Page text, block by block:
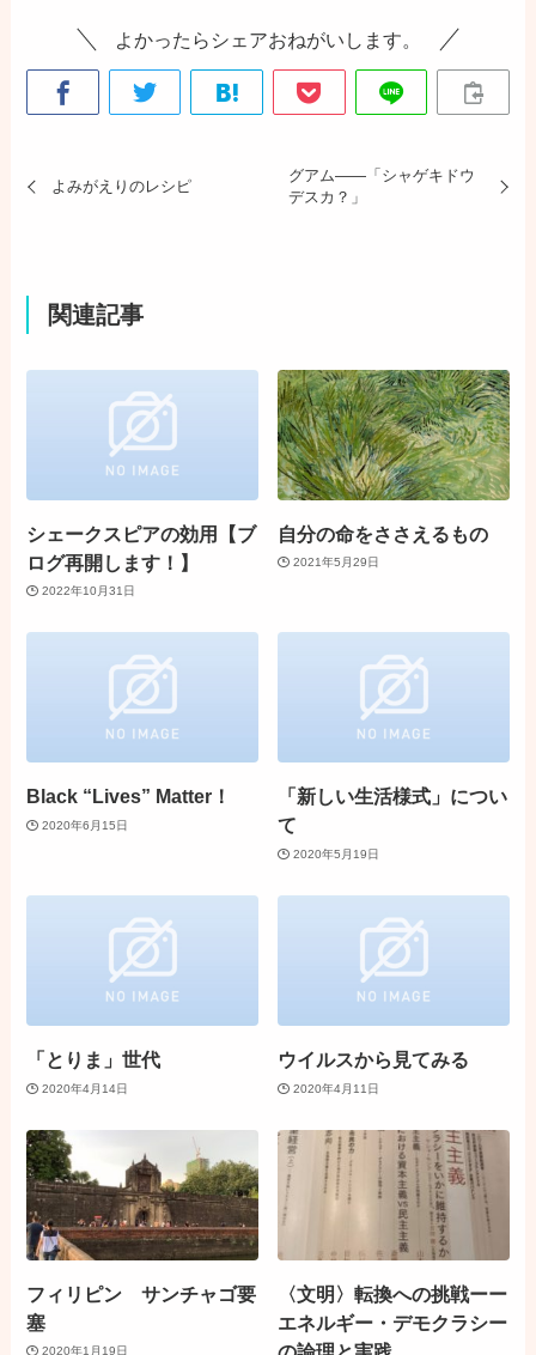
よかったらシェアおねがいします。
よみがえりのレシピ
グアム――「シャゲキドウ
デスカ？」
関連記事
シェークスピアの効用【ブ
ログ再開します！】
2022年10月31日
自分の命をささえるもの
2021年5月29日
Black “Lives” Matter！
2020年6月15日
「新しい生活様式」につい
て
2020年5月19日
「とりま」世代
2020年4月14日
ウイルスから見てみる
2020年4月11日
フィリピン サンチャゴ要
塞
2020年1月19日
〈文明〉転換への挑戦ーー
エネルギー・デモクラシー